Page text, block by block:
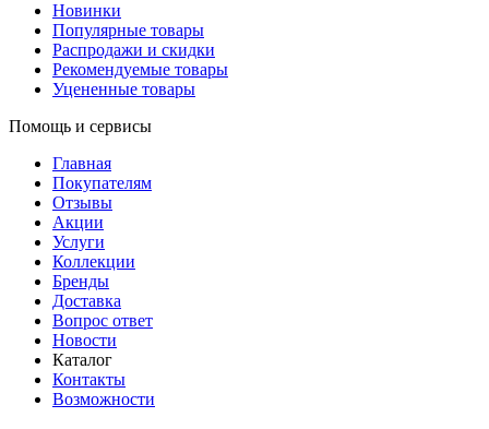
Новинки
Популярные товары
Распродажи и скидки
Рекомендуемые товары
Уцененные товары
Помощь и сервисы
Главная
Покупателям
Отзывы
Акции
Услуги
Коллекции
Бренды
Доставка
Вопрос ответ
Новости
Каталог
Контакты
Возможности